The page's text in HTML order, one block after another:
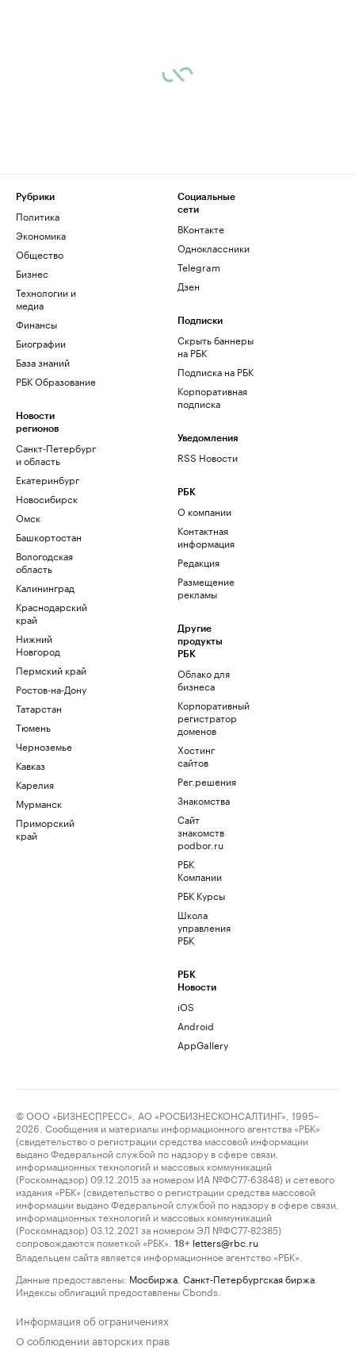
Рубрики
Политика
Экономика
Общество
Бизнес
Технологии и
медиа
Финансы
Биографии
База знаний
РБК Образование
Новости
регионов
Санкт-Петербург
и область
Екатеринбург
Новосибирск
Омск
Башкортостан
Вологодская
область
Калининград
Краснодарский
край
Нижний
Новгород
Пермский край
Ростов-на-Дону
Татарстан
Тюмень
Черноземье
Кавказ
Карелия
Мурманск
Приморский
край
Социальные
сети
ВКонтакте
Одноклассники
Telegram
Дзен
Подписки
Скрыть баннеры
на РБК
Подписка на РБК
Корпоративная
подписка
Уведомления
RSS Новости
РБК
О компании
Контактная
информация
Редакция
Размещение
рекламы
Другие
продукты
РБК
Облако для
бизнеса
Корпоративный
регистратор
доменов
Хостинг
сайтов
Рег.решения
Знакомства
Сайт
знакомств
podbor.ru
РБК
Компании
РБК Курсы
Школа
управления
РБК
РБК
Новости
iOS
Android
AppGallery
© ООО «БИЗНЕСПРЕСС», АО «РОСБИЗНЕСКОНСАЛТИНГ», 1995–
2026. Сообщения и материалы информационного агентства «РБК»
(свидетельство о регистрации средства массовой информации
выдано Федеральной службой по надзору в сфере связи,
информационных технологий и массовых коммуникаций
(Роскомнадзор) 09.12.2015 за номером ИА №ФС77-63848) и сетевого
издания «РБК» (свидетельство о регистрации средства массовой
информации выдано Федеральной службой по надзору в сфере связи,
информационных технологий и массовых коммуникаций
(Роскомнадзор) 03.12.2021 за номером ЭЛ №ФС77-82385)
сопровождаются пометкой «РБК».
18+ letters@rbc.ru
Владельцем сайта является информационное агентство «РБК».
Данные предоставлены: Мосбиржа Санкт-Петербургская биржа
Индексы облигаций предоставлены Cbonds.
Информация об ограничениях
О соблюдении авторских прав